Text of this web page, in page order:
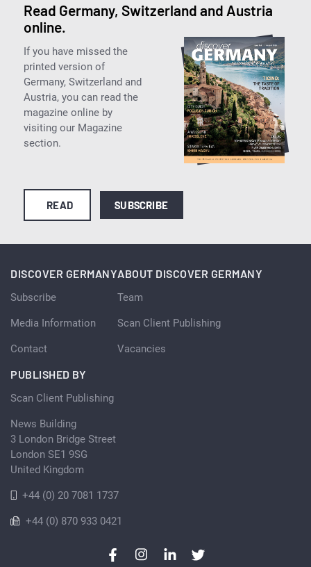
Read Germany, Switzerland and Austria
online.
If you have missed the
printed version of
Germany, Switzerland and
Austria, you can read the
magazine online by
visiting our Magazine
section.
READ SUBSCRIBE
DISCOVER GERMANY
Subscribe
Media Information
Contact
ABOUT DISCOVER GERMANY
Team
Scan Client Publishing
Vacancies
PUBLISHED BY
Scan Client Publishing
News Building
3 London Bridge Street
London SE1 9SG
United Kingdom
+44 (0) 20 7081 1737
+44 (0) 870 933 0421